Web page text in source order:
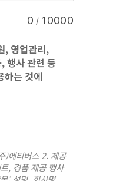
0 / 10000
, 영업관리,
행사 관련 등
하는 것에
)에티버스 2. 제공
, 경품 제공 행사